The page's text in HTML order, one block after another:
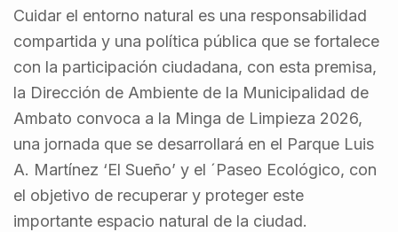
Cuidar el entorno natural es una responsabilidad
compartida y una política pública que se fortalece
con la participación ciudadana, con esta premisa,
la Dirección de Ambiente de la Municipalidad de
Ambato convoca a la Minga de Limpieza 2026,
una jornada que se desarrollará en el Parque Luis
A. Martínez ‘El Sueño’ y el ´Paseo Ecológico, con
el objetivo de recuperar y proteger este
importante espacio natural de la ciudad.